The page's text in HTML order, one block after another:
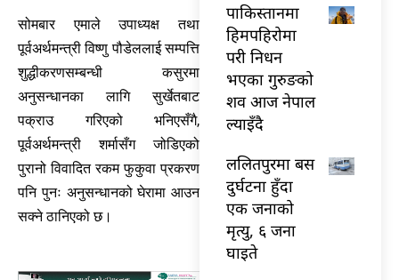
सोमबार एमाले उपाध्यक्ष तथा
पूर्वअर्थमन्त्री विष्णु पौडेललाई सम्पत्ति
शुद्धीकरणसम्बन्धी कसुरमा
अनुसन्धानका लागि सुर्खेतबाट
पक्राउ गरिएको भनिएसँगै,
पूर्वअर्थमन्त्री शर्मासँग जोडिएको
पुरानो विवादित रकम फुकुवा प्रकरण
पनि पुनः अनुसन्धानको घेरामा आउन
सक्ने ठानिएको छ।
पाकिस्तानमा
हिमपहिरोमा
परी निधन
भएका गुरुङको
शव आज नेपाल
ल्याइँदै
ललितपुरमा बस
दुर्घटना हुँदा
एक जनाको
मृत्यु, ६ जना
घाइते